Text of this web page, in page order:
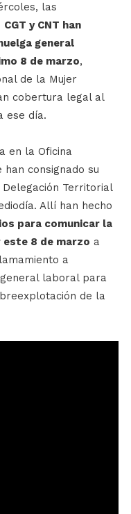
las
CGT y CNT han
general
8 de marzo,
de la Mujer
cobertura legal al
ese día.
en la Oficina
consignado su
Territorial
Allí han hecho
para comunicar la
este 8 de marzo a
a
laboral para
de la